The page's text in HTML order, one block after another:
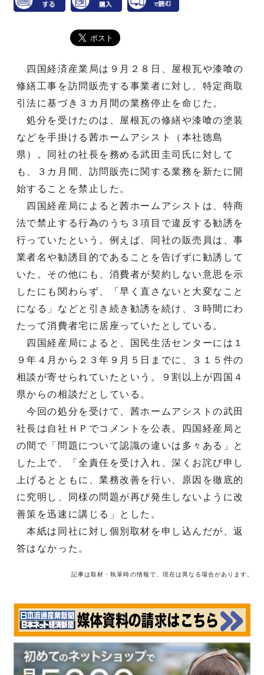
四国経済産業局は９月２８日、屋根瓦や漆喰の
修繕工事を訪問販売する事業者に対し、特定商取
引法に基づき３カ月間の業務停止を命じた。
処分を受けたのは、屋根瓦の修繕や漆喰の塗装
などを手掛ける茜ホームアシスト（本社徳島
県）。同社の社長を務める武田圭司氏に対して
も、３カ月間、訪問販売に関する業務を新たに開
始することを禁止した。
四国経産局によると茜ホームアシストは、特商
法で禁止する行為のうち３項目で違反する勧誘を
行っていたという。例えば、同社の販売員は、事
業者名や勧誘目的であることを告げずに勧誘して
いた。その他にも、消費者が契約しない意思を示
したにも関わらず、「早く直さないと大変なこと
になる」などと引き続き勧誘を続け、３時間にわ
たって消費者宅に居座っていたとしている。
四国経産局によると、国民生活センターには１
９年４月から２３年９月５日までに、３１５件の
相談が寄せられていたという。９割以上が四国４
県からの相談だとしている。
今回の処分を受けて、茜ホームアシストの武田
社長は自社ＨＰでコメントを公表。四国経産局と
の間で「問題について認識の違いは多々ある」と
した上で、「全責任を受け入れ、深くお詫び申し
上げるとともに、業務改善を行い、原因を徹底的
に究明し、同様の問題が再び発生しないように改
善策を迅速に講じる」とした。
本紙は同社に対し個別取材を申し込んだが、返
答はなかった。
記事は取材・執筆時の情報で、現在は異なる場合があります。